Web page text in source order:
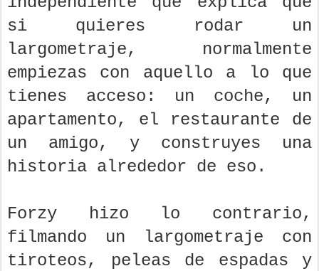
si quieres rodar un
largometraje, normalmente
empiezas con aquello a lo que
tienes acceso: un coche, un
apartamento, el restaurante de
un amigo, y construyes una
historia alrededor de eso.
Forzy hizo lo contrario,
filmando un largometraje con
tiroteos, peleas de espadas y